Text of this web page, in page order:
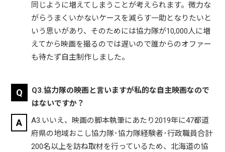
同じように増えてしまうことが考えられます。微力な
がらうまくいかないケースを減らす一助となりたいと
いう思いがあり、そのためには協力隊が10,000人に増
えてから映画を撮るのでは遅いので誰からのオファー
も待たず自主制作しました。
Q3.協力隊の映画と言いますが私的な自主映画なので
はないですか？
A3.いいえ、映画の脚本執筆にあたり2019年に47都道
府県の地域おこし協力隊･協力隊経験者･行政職員合計
200名以上を訪ね取材を行っているため、北海道の協